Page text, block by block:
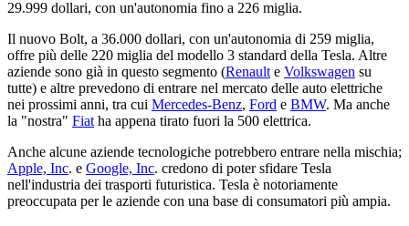
29.999 dollari, con un'autonomia fino a 226 miglia.
Il nuovo Bolt, a 36.000 dollari, con un'autonomia di 259 miglia,
offre più delle 220 miglia del modello 3 standard della Tesla. Altre
aziende sono già in questo segmento (Renault e Volkswagen su
tutte) e altre prevedono di entrare nel mercato delle auto elettriche
nei prossimi anni, tra cui Mercedes-Benz, Ford e BMW. Ma anche
la "nostra" Fiat ha appena tirato fuori la 500 elettrica.
Anche alcune aziende tecnologiche potrebbero entrare nella mischia;
Apple, Inc. e Google, Inc. credono di poter sfidare Tesla
nell'industria dei trasporti futuristica. Tesla è notoriamente
preoccupata per le aziende con una base di consumatori più ampia.